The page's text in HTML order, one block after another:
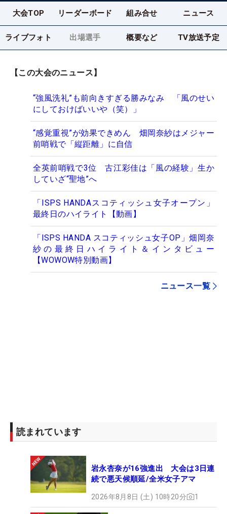
大会TOP リーダーボード 組み合せ ニュース
ライブフォト 出場選手 概要など TV放送予定
【この大会のニュース】
“強風洗礼”も前向きすぎる勝みなみ 「風のせい
にしておけばいいや（笑）」
“感覚重視”が効果できめん 畑岡奈紗はメジャー
前哨戦で「縦距離」に自信
全英前哨戦で3位 古江彩佳は「風の経験」生か
していざ“聖地”へ
「ISPS HANDAスコティッシュ女子オープン」
最終日のハイライト【動画】
「ISPS HANDA スコティッシュ女子OP」畑岡奈
紗の最終日ハイライト＆インタビュー
【WOWOW特別動画】
ニュース一覧
読まれています
岩永杏奈が16強進出 大会は3日連
続で悪天候順延/全米女子アマ
2026年8月8日 (土) 10時20分 1